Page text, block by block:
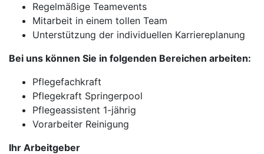
Regelmäßige Teamevents
Mitarbeit in einem tollen Team
Unterstützung der individuellen Karriereplanung
Bei uns können Sie in folgenden Bereichen arbeiten:
Pflegefachkraft
Pflegekraft Springerpool
Pflegeassistent 1-jährig
Vorarbeiter Reinigung
Ihr Arbeitgeber